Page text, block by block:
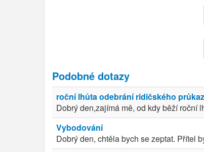
Podobné dotazy
roční lhůta odebrání ridičského
Dobrý den,zajímá mě, od kdy běží roční
Vybodování
Dobrý den, chtěla bych se zeptat. Přítel